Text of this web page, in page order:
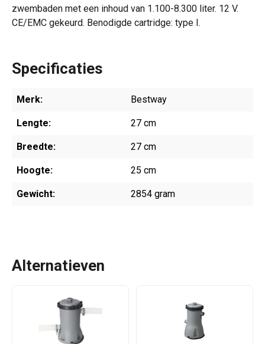
zwembaden met een inhoud van 1.100-8.300 liter. 12 V.
CE/EMC gekeurd. Benodigde cartridge: type I.
Specificaties
Merk: Bestway
Lengte: 27 cm
Breedte: 27 cm
Hoogte: 25 cm
Gewicht: 2854 gram
Alternatieven